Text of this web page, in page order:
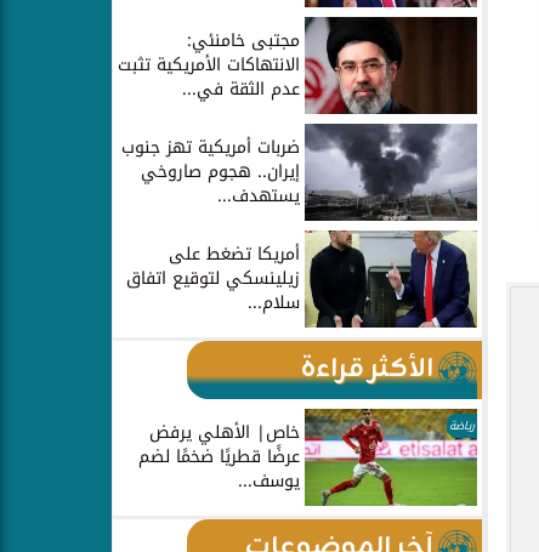
مجتبى خامنئي:
الانتهاكات الأمريكية تثبت
عدم الثقة في...
ضربات أمريكية تهز جنوب
إيران.. هجوم صاروخي
يستهدف...
أمريكا تضغط على
زيلينسكي لتوقيع اتفاق
سلام...
الأكثر قراءة
رياضة خاص| الأهلي يرفض
عرضًا قطريًا ضخمًا لضم
يوسف...